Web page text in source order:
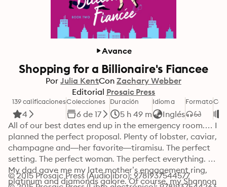
Avance
Shopping for a Billionaire's Fiancee
Por Julia KentCon Zachary Webber
Editorial Prosaic Press
139 calificaciones
4
Colecciones
6 de 17
Duración
5 h 49 m
Idioma
Inglés
Formato
All of our best dates end up in the emergency room.… I
planned the perfect proposal. Plenty of lobster, caviar,
champagne and―her favorite―tiramisu. The perfect
setting. The perfect woman. The perfect everything.
My dad gave me my late mother’s engagement ring,
platinum and diamonds galore. Of course, my Shannon
© 2015 Prosaic Press (Audiolibro): 9781937544577